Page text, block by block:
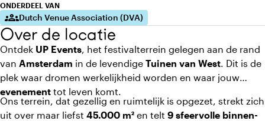
ONDERDEEL VAN
groupsDutch Venue Association (DVA)
Over de locatie
Ontdek UP Events, het festivalterrein gelegen aan de rand
van Amsterdam in de levendige Tuinen van West. Dit is de
plek waar dromen werkelijkheid worden en waar jouw
evenement tot leven komt.
Ons terrein, dat gezellig en ruimtelijk is opgezet, strekt zich
uit over maar liefst 45.000 m² en telt 9 sfeervolle binnen-